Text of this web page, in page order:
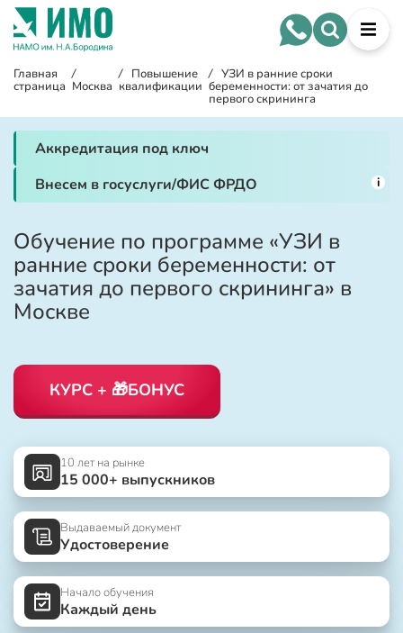
Главная
страница
/
Москва
/ Повышение
квалификации
/ УЗИ в ранние сроки
беременности: от зачатия до
первого скрининга
Аккредитация под ключ
Внесем в госуслуги/ФИС ФРДО
i
Обучение по программе «УЗИ в
ранние сроки беременности: от
зачатия до первого скрининга» в
Москве
КУРС + 🎁БОНУС
10 лет на рынке
15 000+ выпускников
Выдаваемый документ
Удостоверение
Начало обучения
Каждый день